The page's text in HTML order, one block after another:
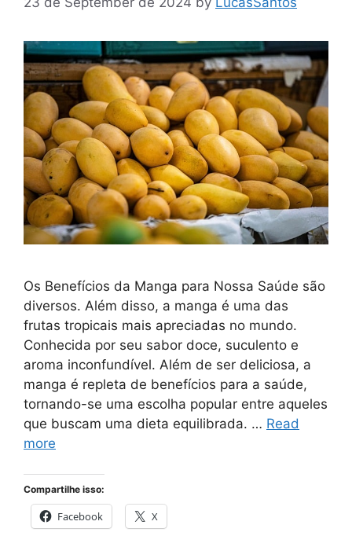
Os Benefícios da Manga para Nossa Saúde são
diversos. Além disso, a manga é uma das
frutas tropicais mais apreciadas no mundo.
Conhecida por seu sabor doce, suculento e
aroma inconfundível. Além de ser deliciosa, a
manga é repleta de benefícios para a saúde,
tornando-se uma escolha popular entre aqueles
que buscam uma dieta equilibrada. … Read
more
Compartilhe isso:
Facebook X